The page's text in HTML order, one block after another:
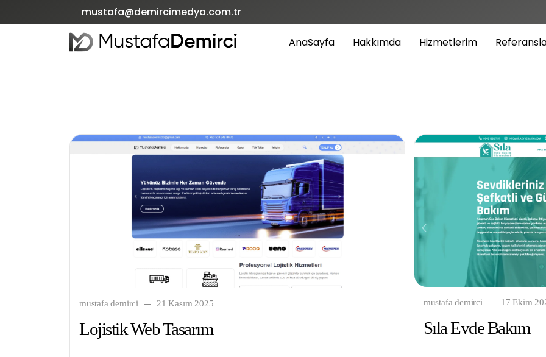
mustafa@demircimedya.com.tr
AnaSayfa Hakkımda Hizmetlerim
mustafa demirci 21 Kasım 2025
Lojistik Web Tasarım
mustafa demirci 17 Ekim
Sıla Evde Bakım